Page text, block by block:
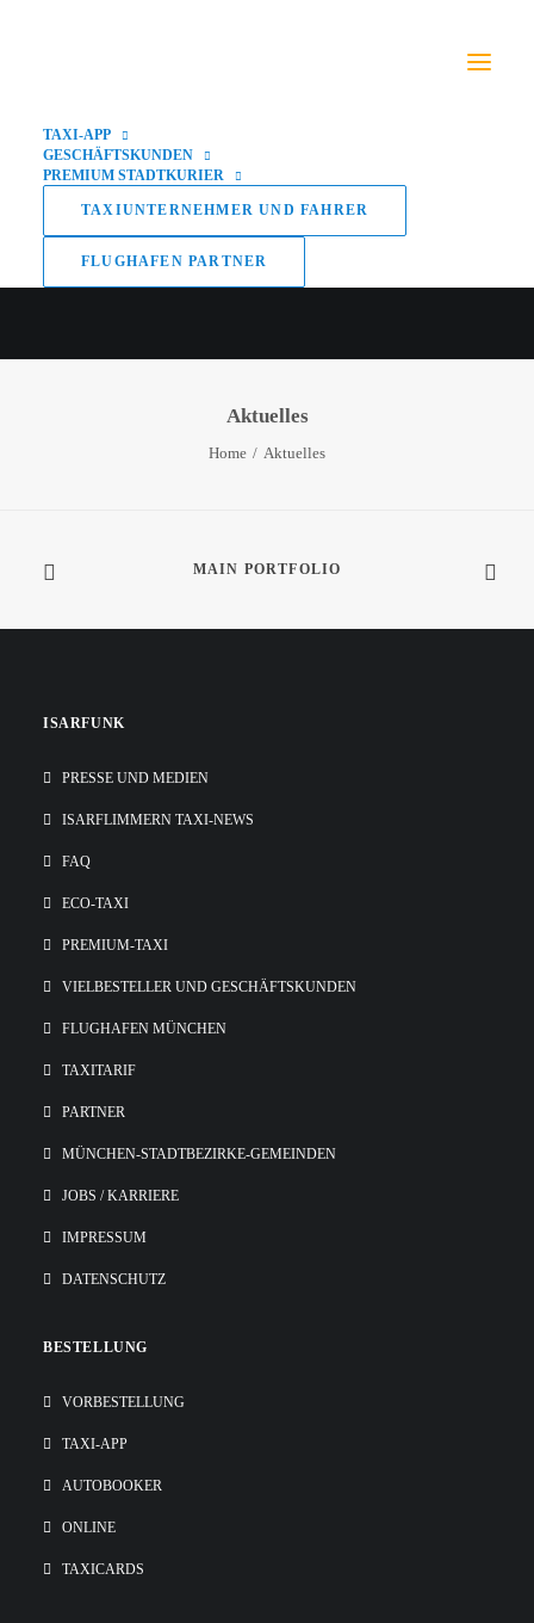
TAXI-APP
GESCHÄFTSKUNDEN
PREMIUM STADTKURIER
TAXIUNTERNEHMER UND FAHRER
FLUGHAFEN PARTNER
Aktuelles
Home Aktuelles
MAIN PORTFOLIO
ISARFUNK
PRESSE UND MEDIEN
ISARFLIMMERN TAXI-NEWS
FAQ
ECO-TAXI
PREMIUM-TAXI
VIELBESTELLER UND GESCHÄFTSKUNDEN
FLUGHAFEN MÜNCHEN
TAXITARIF
PARTNER
MÜNCHEN-STADTBEZIRKE-GEMEINDEN
JOBS / KARRIERE
IMPRESSUM
DATENSCHUTZ
BESTELLUNG
VORBESTELLUNG
TAXI-APP
AUTOBOOKER
ONLINE
TAXICARDS